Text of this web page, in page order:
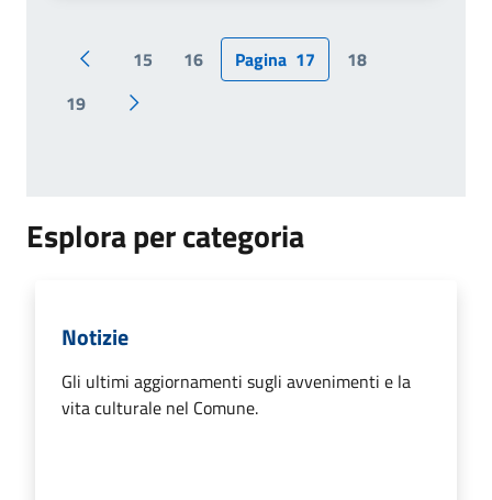
Pagina precedente
15 16 Pagina 17
18
19
Pagina successiva
Esplora per categoria
Notizie
Gli ultimi aggiornamenti sugli avvenimenti e la
vita culturale nel Comune.